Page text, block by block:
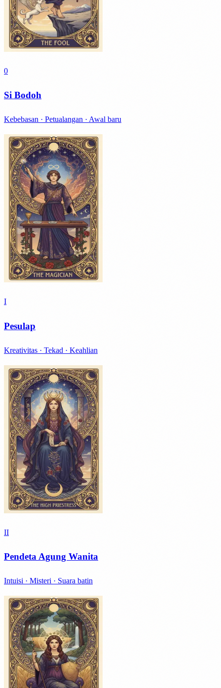
0
Si Bodoh
Kebebasan · Petualangan · Awal baru
I
Pesulap
Kreativitas · Tekad · Keahlian
II
Pendeta Agung Wanita
Intuisi · Misteri · Suara batin